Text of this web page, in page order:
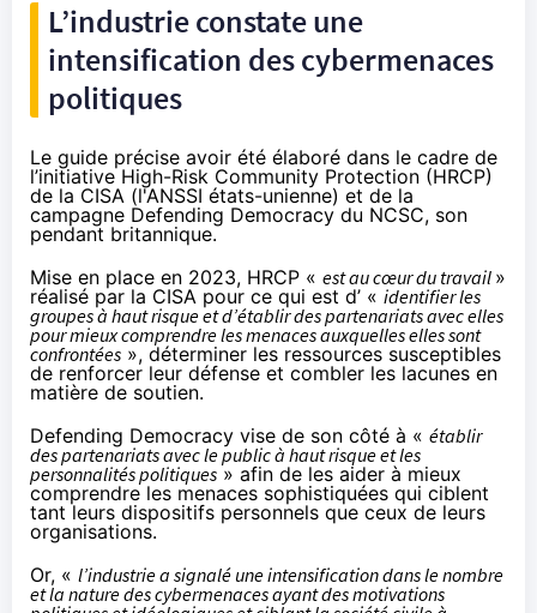
L’industrie constate une
intensification des cybermenaces
politiques
Le guide précise avoir été élaboré dans le cadre de
l’initiative High-Risk Community Protection (HRCP)
de la CISA (l'ANSSI états-unienne) et de la
campagne Defending Democracy du NCSC, son
pendant britannique.
Mise en place en 2023, HRCP « est au cœur du travail »
réalisé par la CISA pour ce qui est d’ « identifier les
groupes à haut risque et d’établir des partenariats avec elles
pour mieux comprendre les menaces auxquelles elles sont
confrontées », déterminer les ressources susceptibles
de renforcer leur défense et combler les lacunes en
matière de soutien.
Defending Democracy vise de son côté à « établir
des partenariats avec le public à haut risque et les
personnalités politiques » afin de les aider à mieux
comprendre les menaces sophistiquées qui ciblent
tant leurs dispositifs personnels que ceux de leurs
organisations.
Or, « l’industrie a signalé une intensification dans le nombre
et la nature des cybermenaces ayant des motivations